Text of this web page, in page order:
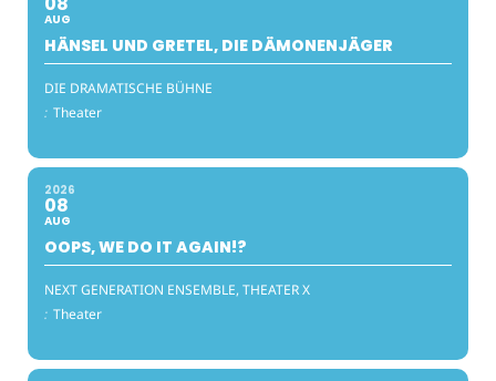
AUG
HÄNSEL UND GRETEL, DIE DÄMONENJÄGER
DIE DRAMATISCHE BÜHNE
: Theater
2026
08
AUG
OOPS, WE DO IT AGAIN!?
NEXT GENERATION ENSEMBLE, THEATER X
: Theater